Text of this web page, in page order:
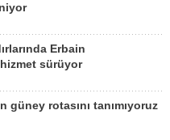
Erbain
sürüyor
güney rotasını tanımıyoruz